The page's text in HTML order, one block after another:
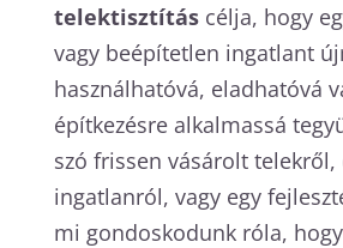
telektisztításcélja, hogy
vagy beépítetlen ingatlant
használhatóvá, eladhatóvá
építkezésre alkalmassá
szó frissen vásárolt
ingatlanról, vagy egy
mi gondoskodunk róla,